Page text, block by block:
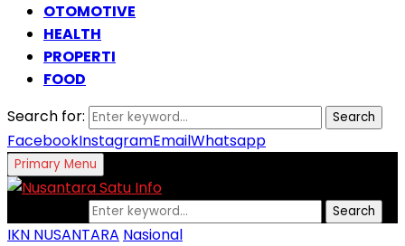
OTOMOTIVE
HEALTH
PROPERTI
FOOD
Search for:
Search
FacebookInstagramEmailWhatsapp
Primary Menu
Search
IKN NUSANTARA Nasional